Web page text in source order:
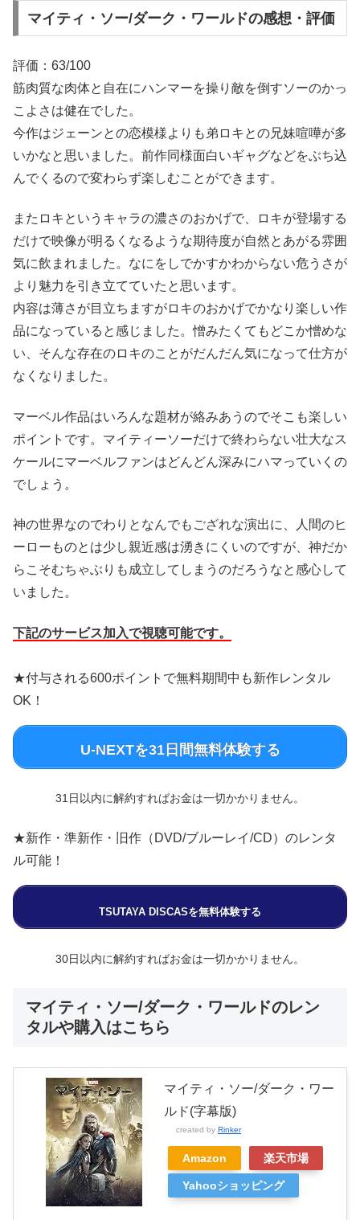
マイティ・ソー/ダーク・ワールドの感想・評価
評価：63/100
筋肉質な肉体と自在にハンマーを操り敵を倒すソーのかっ
こよさは健在でした。
今作はジェーンとの恋模様よりも弟ロキとの兄妹喧嘩が多
いかなと思いました。前作同様面白いギャグなどをぶち込
んでくるので変わらず楽しむことができます。
またロキというキャラの濃さのおかげで、ロキが登場する
だけで映像が明るくなるような期待度が自然とあがる雰囲
気に飲まれました。なにをしでかすかわからない危うさが
より魅力を引き立てていたと思います。
内容は薄さが目立ちますがロキのおかげでかなり楽しい作
品になっていると感じました。憎みたくてもどこか憎めな
い、そんな存在のロキのことがだんだん気になって仕方が
なくなりました。
マーベル作品はいろんな題材が絡みあうのでそこも楽しい
ポイントです。マイティーソーだけで終わらない壮大なス
ケールにマーベルファンはどんどん深みにハマっていくの
でしょう。
神の世界なのでわりとなんでもござれな演出に、人間のヒ
ーローものとは少し親近感は湧きにくいのですが、神だか
らこそむちゃぶりも成立してしまうのだろうなと感心して
いました。
下記のサービス加入で視聴可能です。
★付与される600ポイントで無料期間中も新作レンタル
OK！
U-NEXTを31日間無料体験する
31日以内に解約すればお金は一切かかりません。
★新作・準新作・旧作（DVD/ブルーレイ/CD）のレンタ
ル可能！
TSUTAYA DISCASを無料体験する
30日以内に解約すればお金は一切かかりません。
マイティ・ソー/ダーク・ワールドのレン
タルや購入はこちら
マイティ・ソー/ダーク・ワー
ルド(字幕版)
created by Rinker
Amazon 楽天市場
Yahooショッピング